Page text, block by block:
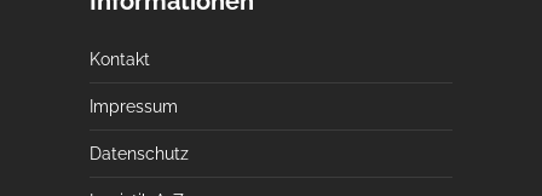
Kontakt
Impressum
Datenschutz